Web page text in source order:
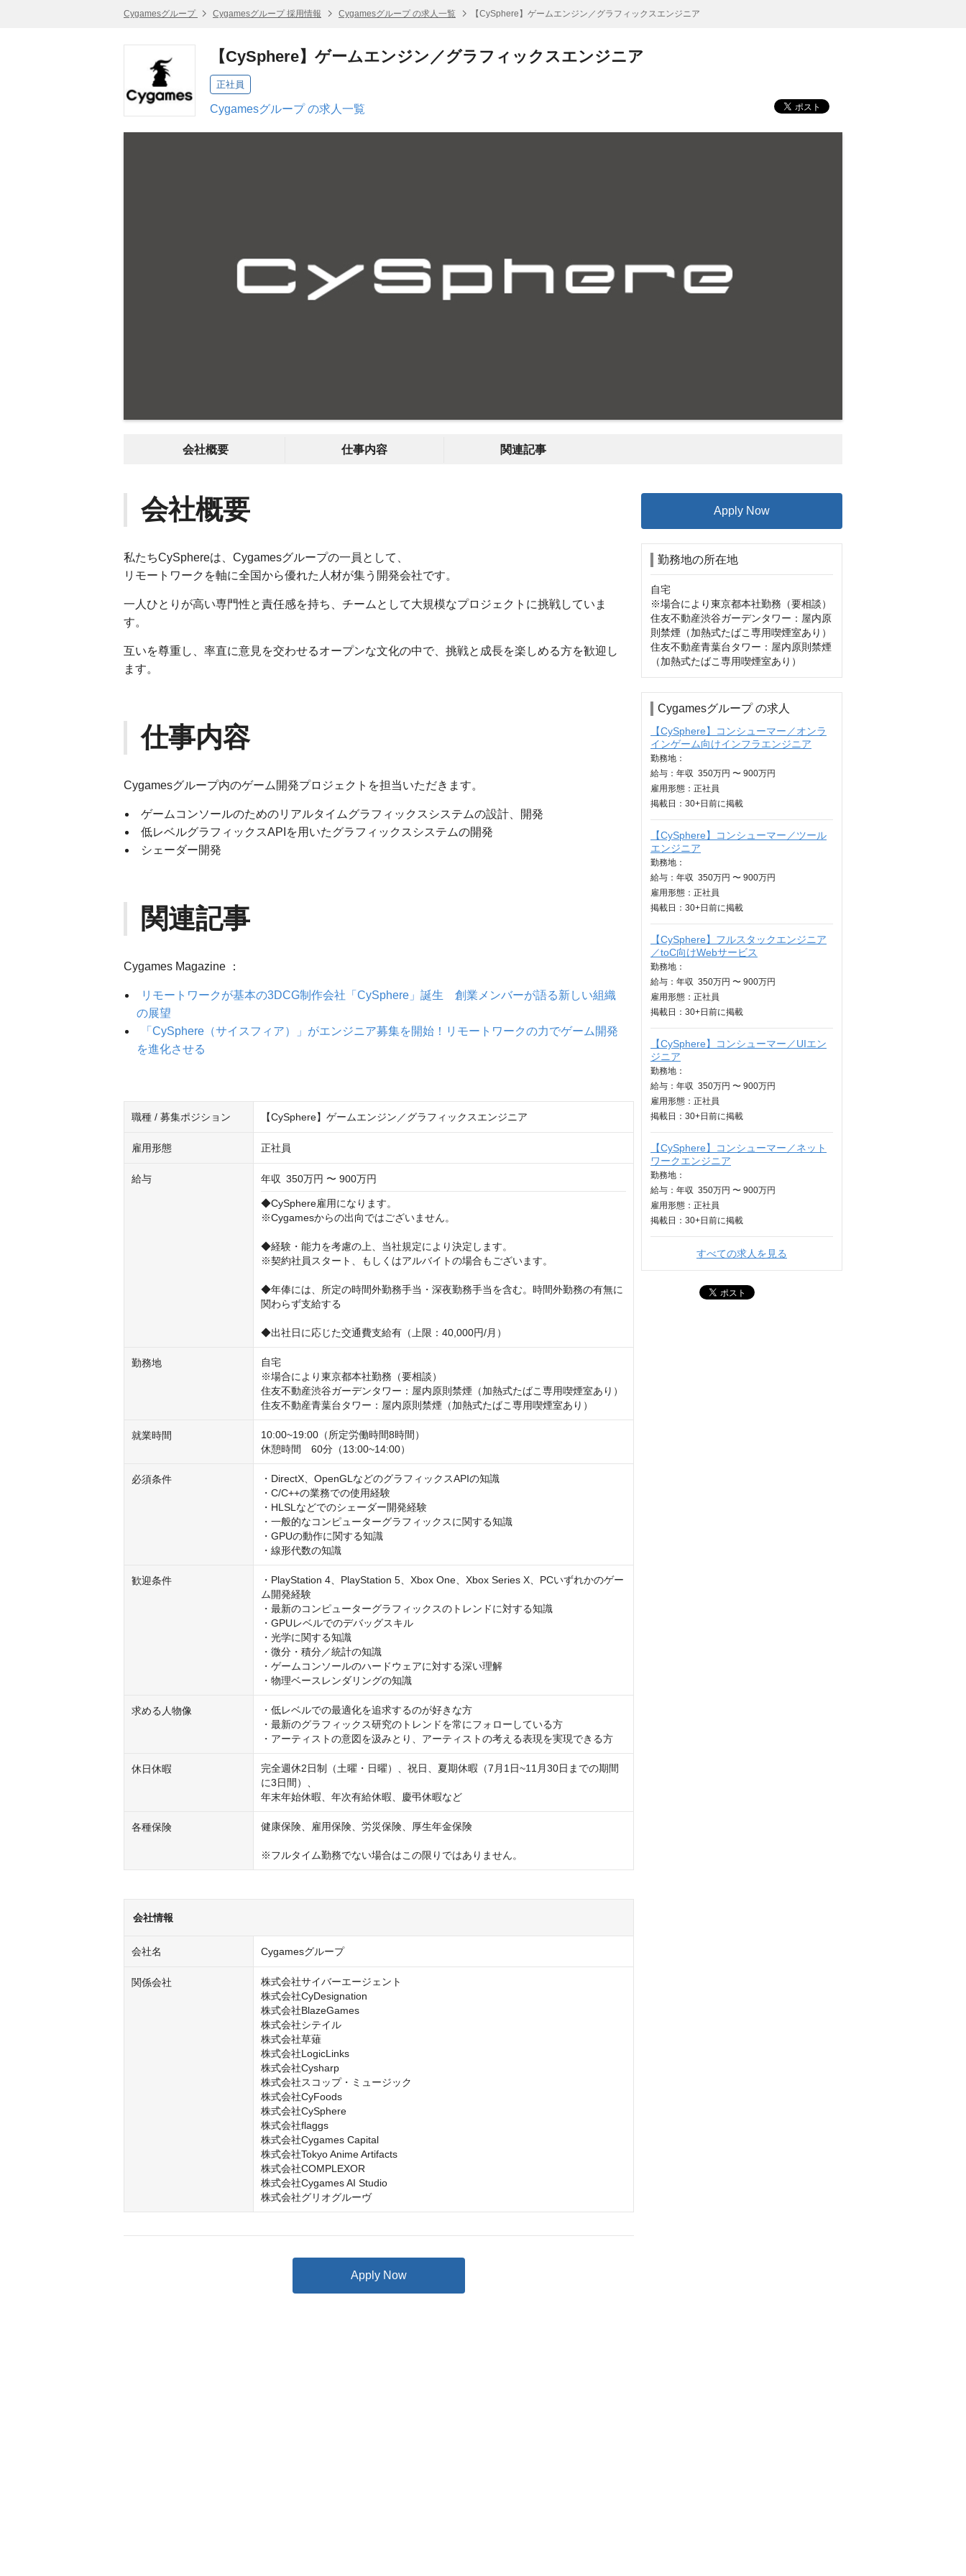
Cygamesグループ Cygamesグループ 採用情報 Cygamesグループ の求人一覧 【CySphere】ゲームエンジン／グラフィックスエンジニア
【CySphere】ゲームエンジン／グラフィックスエンジニア
正社員
Cygamesグループ の求人一覧
会社概要 仕事内容 関連記事
会社概要
私たちCySphereは、Cygamesグループの一員として、
リモートワークを軸に全国から優れた人材が集う開発会社です。
一人ひとりが高い専門性と責任感を持ち、チームとして大規模なプロジェクトに挑戦していま
す。
互いを尊重し、率直に意見を交わせるオープンな文化の中で、挑戦と成長を楽しめる方を歓迎し
ます。
仕事内容
Cygamesグループ内のゲーム開発プロジェクトを担当いただきます。
ゲームコンソールのためのリアルタイムグラフィックスシステムの設計、開発
低レベルグラフィックスAPIを用いたグラフィックスシステムの開発
シェーダー開発
関連記事
Cygames Magazine ：
リモートワークが基本の3DCG制作会社「CySphere」誕生 創業メンバーが語る新しい組織
の展望
「CySphere（サイスフィア）」がエンジニア募集を開始！リモートワークの力でゲーム開発
を進化させる
職種 / 募集ポジション 【CySphere】ゲームエンジン／グラフィックスエンジニア
雇用形態 正社員
給与 年収 350万円 〜 900万円
◆CySphere雇用になります。
※Cygamesからの出向ではございません。
◆経験・能力を考慮の上、当社規定により決定します。
※契約社員スタート、もしくはアルバイトの場合もございます。
◆年俸には、所定の時間外勤務手当・深夜勤務手当を含む。時間外勤務の有無に
関わらず支給する
◆出社日に応じた交通費支給有（上限：40,000円/月）
勤務地
自宅
※場合により東京都本社勤務（要相談）
住友不動産渋谷ガーデンタワー：屋内原則禁煙（加熱式たばこ専用喫煙室あり）
住友不動産青葉台タワー：屋内原則禁煙（加熱式たばこ専用喫煙室あり）
就業時間
10:00~19:00（所定労働時間8時間）
休憩時間　60分（13:00~14:00）
必須条件
・DirectX、OpenGLなどのグラフィックスAPIの知識
・C/C++の業務での使用経験
・HLSLなどでのシェーダー開発経験
・一般的なコンピューターグラフィックスに関する知識
・GPUの動作に関する知識
・線形代数の知識
歓迎条件
・PlayStation 4、PlayStation 5、Xbox One、Xbox Series X、PCいずれかのゲー
ム開発経験
・最新のコンピューターグラフィックスのトレンドに対する知識
・GPUレベルでのデバッグスキル
・光学に関する知識
・微分・積分／統計の知識
・ゲームコンソールのハードウェアに対する深い理解
・物理ベースレンダリングの知識
求める人物像
・低レベルでの最適化を追求するのが好きな方
・最新のグラフィックス研究のトレンドを常にフォローしている方
・アーティストの意図を汲みとり、アーティストの考える表現を実現できる方
休日休暇
完全週休2日制（土曜・日曜）、祝日、夏期休暇（7月1日~11月30日までの期間
に3日間）、
年末年始休暇、年次有給休暇、慶弔休暇など
各種保険 健康保険、雇用保険、労災保険、厚生年金保険
※フルタイム勤務でない場合はこの限りではありません。
会社情報
会社名 Cygamesグループ
関係会社
株式会社サイバーエージェント
株式会社CyDesignation
株式会社BlazeGames
株式会社シテイル
株式会社草薙
株式会社LogicLinks
株式会社Cysharp
株式会社スコップ・ミュージック
株式会社CyFoods
株式会社CySphere
株式会社flaggs
株式会社Cygames Capital
株式会社Tokyo Anime Artifacts
株式会社COMPLEXOR
株式会社Cygames AI Studio
株式会社グリオグルーヴ
Apply Now
Apply Now
勤務地の所在地
自宅
※場合により東京都本社勤務（要相談）
住友不動産渋谷ガーデンタワー：屋内原
則禁煙（加熱式たばこ専用喫煙室あり）
住友不動産青葉台タワー：屋内原則禁煙
（加熱式たばこ専用喫煙室あり）
Cygamesグループ の求人
【CySphere】コンシューマー／オンラ
インゲーム向けインフラエンジニア
勤務地：
給与： 年収 350万円 〜 900万円
雇用形態：正社員
掲載日： 30+日 前に掲載
【CySphere】コンシューマー／ツール
エンジニア
勤務地：
給与： 年収 350万円 〜 900万円
雇用形態：正社員
掲載日： 30+日 前に掲載
【CySphere】フルスタックエンジニア
／toC向けWebサービス
勤務地：
給与： 年収 350万円 〜 900万円
雇用形態：正社員
掲載日： 30+日 前に掲載
【CySphere】コンシューマー／UIエン
ジニア
勤務地：
給与： 年収 350万円 〜 900万円
雇用形態：正社員
掲載日： 30+日 前に掲載
【CySphere】コンシューマー／ネット
ワークエンジニア
勤務地：
給与： 年収 350万円 〜 900万円
雇用形態：正社員
掲載日： 30+日 前に掲載
すべての求人を見る